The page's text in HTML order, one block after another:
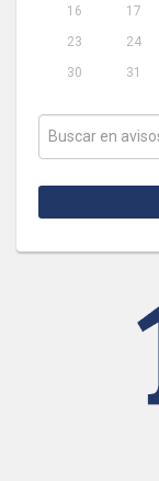
16
17
23
24
30
31